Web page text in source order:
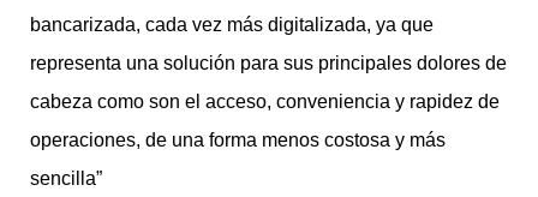
bancarizada, cada vez más digitalizada, ya que
representa una solución para sus principales dolores de
cabeza como son el acceso, conveniencia y rapidez de
operaciones, de una forma menos costosa y más
sencilla”